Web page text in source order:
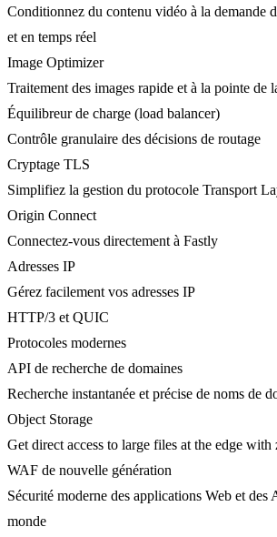
Conditionnez du contenu vidéo à la demande
et en temps réel
Image Optimizer
Traitement des images rapide et à la pointe de
Équilibreur de charge (load balancer)
Contrôle granulaire des décisions de routage
Cryptage TLS
Simplifiez la gestion du protocole Transport
Origin Connect
Connectez-vous directement à Fastly
Adresses IP
Gérez facilement vos adresses IP
HTTP/3 et QUIC
Protocoles modernes
API de recherche de domaines
Recherche instantanée et précise de noms de
Object Storage
Get direct access to large files at the edge with
WAF de nouvelle génération
Sécurité moderne des applications Web et des
monde